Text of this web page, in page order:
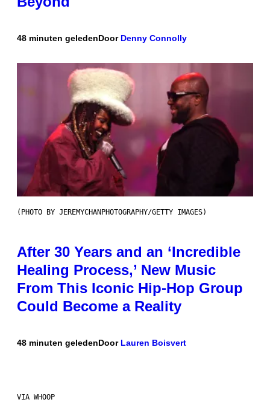
48 minuten geledenDoor Denny Connolly
(PHOTO BY JEREMYCHANPHOTOGRAPHY/GETTY IMAGES)
After 30 Years and an ‘Incredible
Healing Process,’ New Music
From This Iconic Hip-Hop Group
Could Become a Reality
48 minuten geledenDoor Lauren Boisvert
VIA WHOOP